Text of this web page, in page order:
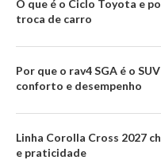
O que é o Ciclo Toyota e
troca de carro
Por que o rav4 SGA é o
conforto e desempenho
Linha Corolla Cross 2027
e praticidade